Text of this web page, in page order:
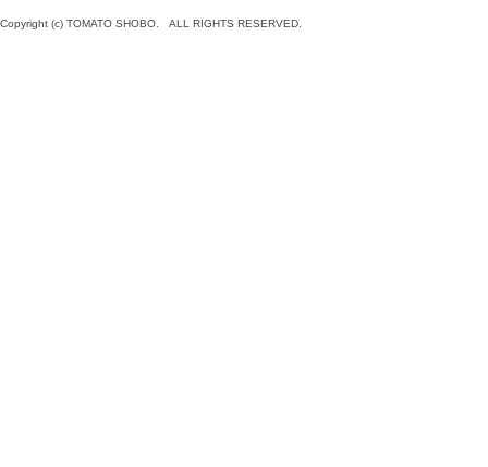
Copyright (c) TOMATO SHOBO. ALL RIGHTS RESERVED.